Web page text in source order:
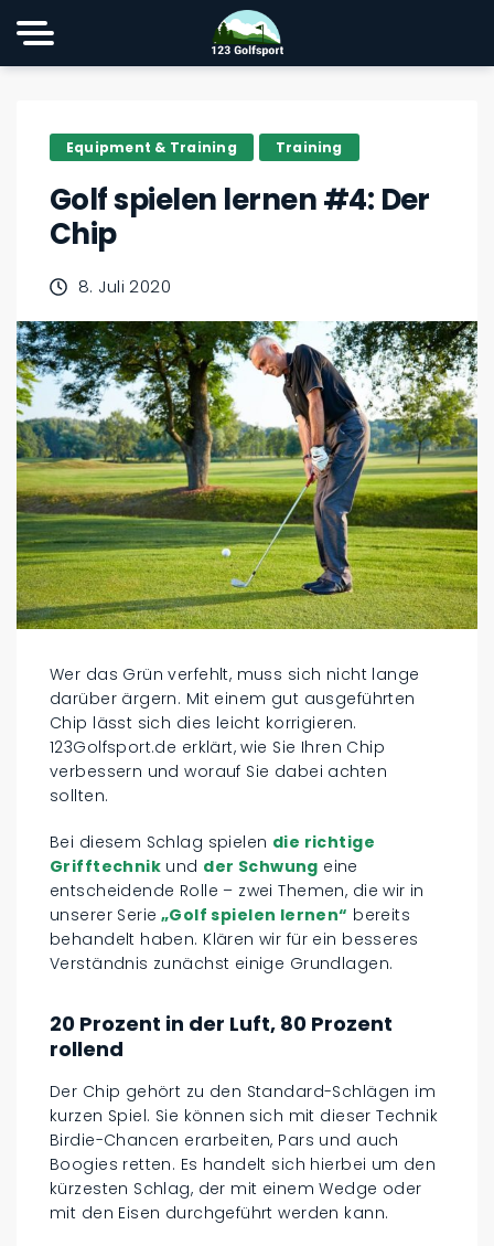
Equipment & Training Training
Golf spielen lernen #4: Der
Chip
8. Juli 2020
Wer das Grün verfehlt, muss sich nicht lange
darüber ärgern. Mit einem gut ausgeführten
Chip lässt sich dies leicht korrigieren.
123Golfsport.de erklärt, wie Sie Ihren Chip
verbessern und worauf Sie dabei achten
sollten.
Bei diesem Schlag spielen die richtige
Grifftechnik und der Schwung eine
entscheidende Rolle – zwei Themen, die wir in
unserer Serie „Golf spielen lernen“ bereits
behandelt haben. Klären wir für ein besseres
Verständnis zunächst einige Grundlagen.
20 Prozent in der Luft, 80 Prozent
rollend
Der Chip gehört zu den Standard-Schlägen im
kurzen Spiel. Sie können sich mit dieser Technik
Birdie-Chancen erarbeiten, Pars und auch
Boogies retten. Es handelt sich hierbei um den
kürzesten Schlag, der mit einem Wedge oder
mit den Eisen durchgeführt werden kann.